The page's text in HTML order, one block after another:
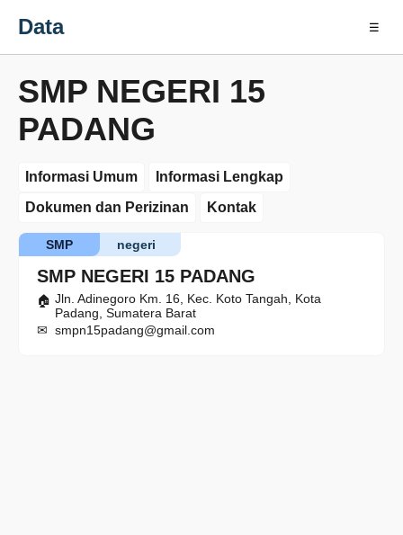
Data ☰
SMP NEGERI 15
PADANG
Informasi Umum
Informasi Lengkap
Dokumen dan Perizinan
Kontak
SMP NEGERI 15 PADANG
negeri
SMP
Jln. Adinegoro Km. 16, Kec. Koto Tangah, Kota
Padang, Sumatera Barat
smpn15padang@gmail.com